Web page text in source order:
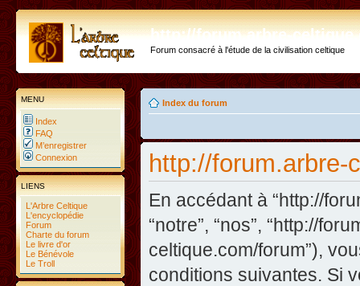
http://forum.arbre-
Forum consacré à l'étude de la civilisation celtique
MENU
Index
FAQ
M’enregistrer
Connexion
LIENS
L'Arbre Celtique
L'encyclopédie
Forum
Charte du forum
Le livre d'or
Le Bénévole
Le Troll
Index du forum
http://forum.arbre-
En accédant à “http://
“notre”, “nos”, “http://
celtique.com/forum”),
conditions suivantes. Si